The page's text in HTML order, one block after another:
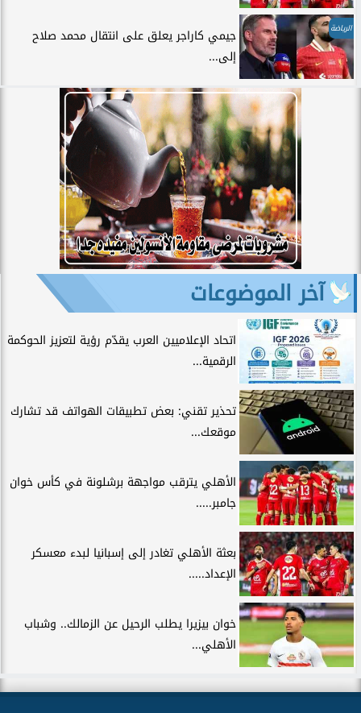
الرياضة
جيمي كاراجر يعلق على انتقال محمد صلاح
إلى...
آخر الموضوعات
اتحاد الإعلاميين العرب يقدّم رؤية لتعزيز الحوكمة
الرقمية...
تحذير تقني: بعض تطبيقات الهواتف قد تشارك
موقعك...
الأهلي يترقب مواجهة برشلونة في كأس خوان
جامبر.....
بعثة الأهلي تغادر إلى إسبانيا لبدء معسكر
الإعداد.....
خوان بيزيرا يطلب الرحيل عن الزمالك.. وشباب
الأهلي...